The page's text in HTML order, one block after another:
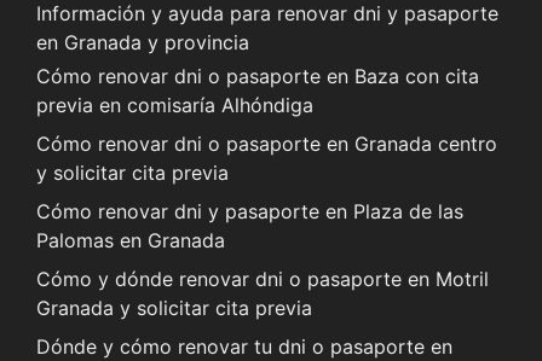
Información y ayuda para renovar dni y pasaporte
en Granada y provincia
Cómo renovar dni o pasaporte en Baza con cita
previa en comisaría Alhóndiga
Cómo renovar dni o pasaporte en Granada centro
y solicitar cita previa
Cómo renovar dni y pasaporte en Plaza de las
Palomas en Granada
Cómo y dónde renovar dni o pasaporte en Motril
Granada y solicitar cita previa
Dónde y cómo renovar tu dni o pasaporte en